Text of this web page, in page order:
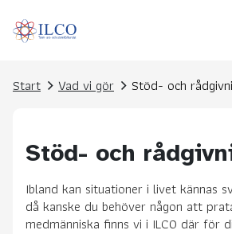
Start Vad vi gör Stöd- och
Stöd- och
Ibland kan situationer i livet kännas
då kanske du behöver någon att
medmänniska finns vi i ILCO där för